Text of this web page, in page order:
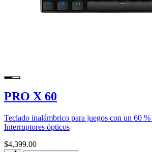
PRO X 60
Teclado inalámbrico para juegos con un 60 %
Interruptores ópticos
$4,399.00